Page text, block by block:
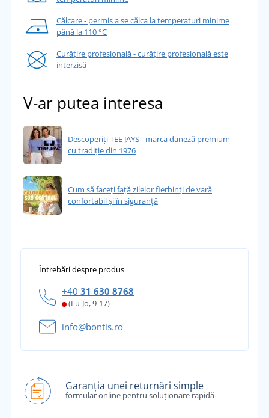
Călcare - permis a se călca la temperaturi minime
până la 110 °C
Curățire profesională - curățire profesională este
interzisă
V-ar putea interesa
Descoperiți TEE JAYS - marca daneză premium
cu tradiție din 1976
Cum să faceți față zilelor fierbinți de vară
confortabil și în siguranță
Întrebări despre produs
+40 31 630 8768
(Lu-Jo, 9-17)
info@bontis.ro
Garanția unei returnări simple
formular online pentru soluționare rapidă